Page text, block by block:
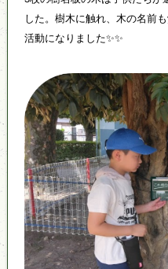
した。樹木に触れ、木の名前
活動になりました✨✨